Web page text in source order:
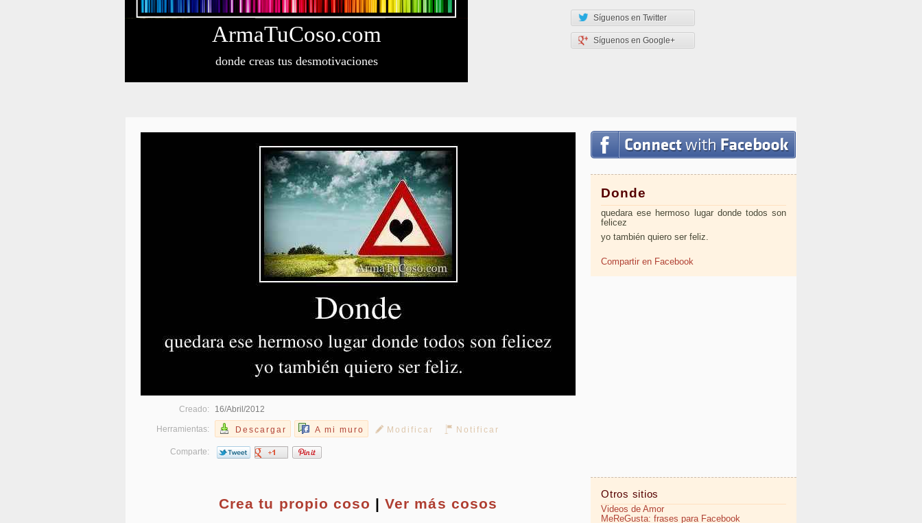
ArmaTuCoso.com
donde creas tus desmotivaciones
Creado: 16/Abril/2012
Herramientas: Descargar A mi muro Modificar Notificar
Comparte:
Crea tu propio coso |Ver más cosos
Donde
quedara ese hermoso lugar donde todos son
felicez
yo también quiero ser feliz.
Compartir en Facebook
Otros sitios
Videos de Amor
MeReGusta: frases para Facebook
Síguenos en Twitter
Síguenos en Google+